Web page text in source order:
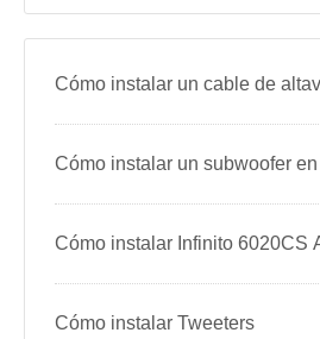
Cómo instalar un cable de
Cómo instalar un subwoofer
Cómo instalar Infinito 6020CS
Cómo instalar Tweeters